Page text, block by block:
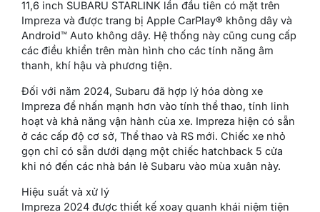
11,6 inch SUBARU STARLINK lần đầu tiên có mặt trên
Impreza và được trang bị Apple CarPlay® không dây và
Android™ Auto không dây. Hệ thống này cũng cung cấp
các điều khiển trên màn hình cho các tính năng âm
thanh, khí hậu và phương tiện.
Đối với năm 2024, Subaru đã hợp lý hóa dòng xe
Impreza để nhấn mạnh hơn vào tính thể thao, tính linh
hoạt và khả năng vận hành của xe. Impreza hiện có sẵn
ở các cấp độ cơ sở, Thể thao và RS mới. Chiếc xe nhỏ
gọn chỉ có sẵn dưới dạng một chiếc hatchback 5 cửa
khi nó đến các nhà bán lẻ Subaru vào mùa xuân này.
Hiệu suất và xử lý
Impreza 2024 được thiết kế xoay quanh khái niệm tiện